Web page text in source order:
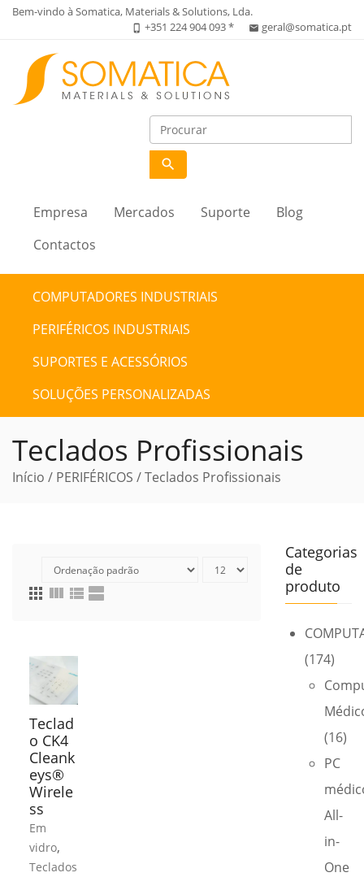
Bem-vindo à Somatica, Materials & Solutions, Lda.
phone_iphone +351 224 904 093 * email geral@somatica.pt
search
Empresa Mercados Suporte
Blog
Contactos
COMPUTADORES INDUSTRIAIS
PERIFÉRICOS INDUSTRIAIS
SUPORTES E ACESSÓRIOS
SOLUÇÕES PERSONALIZADAS
Teclados Profissionais
Início / PERIFÉRICOS / Teclados Profissionais
apps view_column view_list view_agenda
Teclad
o CK4
Cleank
eys®
Wirele
ss
Em
vidro,
Teclados
Categorias
de
produto
(174)
(16)
PC
All-
in-
One